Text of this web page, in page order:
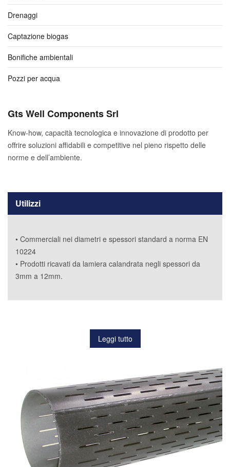
Drenaggi
Captazione biogas
Bonifiche ambientali
Pozzi per acqua
Gts Well Components Srl
Know-how, capacità tecnologica e innovazione di prodotto per
offrire soluzioni affidabili e competitive nel pieno rispetto delle
norme e dell’ambiente.
Utilizzi
• Commerciali nei diametri e spessori standard a norma EN
10224
• Prodotti ricavati da lamiera calandrata negli spessori da
3mm a 12mm.
Leggi tutto